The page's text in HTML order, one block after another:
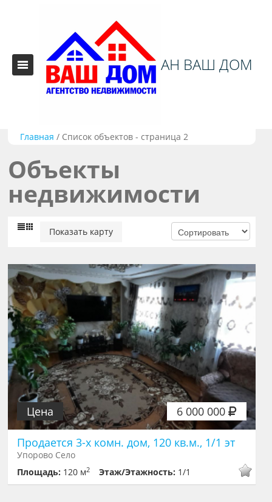
АН ВАШ ДОМ
Главная / Список объектов - страница 2
Объекты
недвижимости
Показать карту
6 000 000
Цена
Продается 3-х комн. дом, 120 кв.м., 1/1 эт
Упорово Село
Площадь: 120 м2 Этаж/Этажность: 1/1